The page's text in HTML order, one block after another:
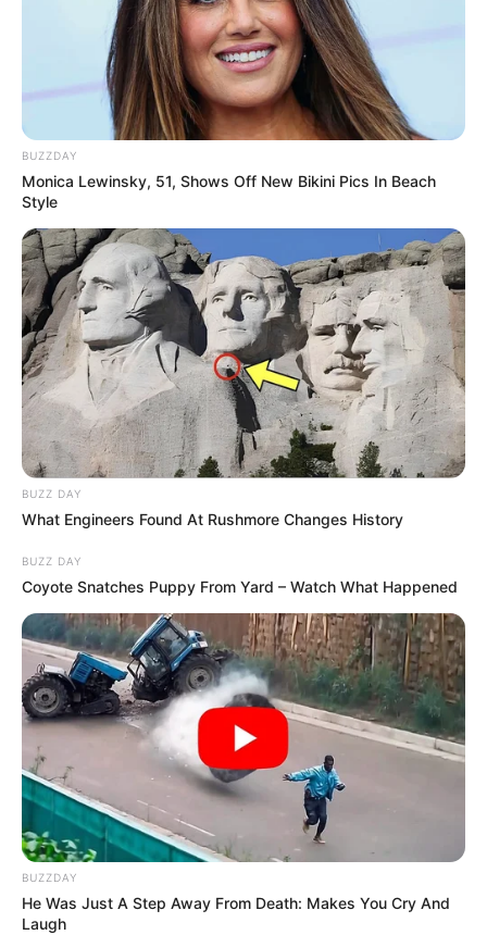
BUZZDAY
Monica Lewinsky, 51, Shows Off New Bikini Pics In Beach
Style
BUZZ DAY
What Engineers Found At Rushmore Changes History
BUZZ DAY
Coyote Snatches Puppy From Yard – Watch What Happened
BUZZDAY
He Was Just A Step Away From Death: Makes You Cry And
Laugh